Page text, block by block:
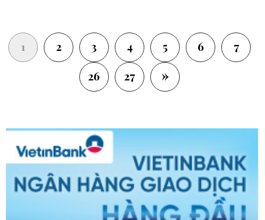
1 (current)
2 3 4 5 6
7
26
27 »